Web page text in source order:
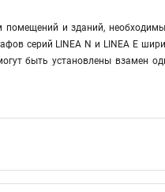
помещений и зданий,
серий LINEA N и LINEA E
быть установлены взамен